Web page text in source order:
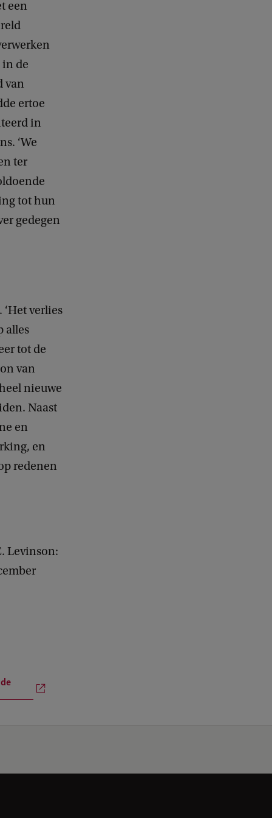
een
in de
van
ertoe
in
‘We
ter
tot hun
gedegen
verlies
alles
tot de
van
nieuwe
Naast
en
en
redenen
Levinson: